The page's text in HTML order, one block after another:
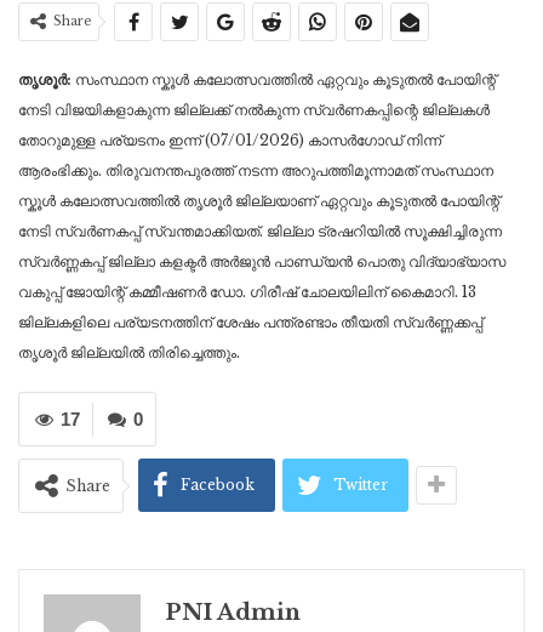
Share
തൃശൂർ: സംസ്ഥാന സ്കൂൾ കലോത്സവത്തിൽ ഏറ്റവും കൂടുതൽ പോയിന്റ്
നേടി വിജയികളാകുന്ന ജില്ലക്ക് നൽകുന്ന സ്വർണകപ്പിന്റെ ജില്ലകൾ
തോറുമുള്ള പര്യടനം ഇന്ന് (07/01/2026) കാസർഗോഡ് നിന്ന്
ആരംഭിക്കും. തിരുവനന്തപുരത്ത് നടന്ന അറുപത്തിമൂന്നാമത് സംസ്ഥാന
സ്കൂൾ കലോത്സവത്തിൽ തൃശൂർ ജില്ലയാണ് ഏറ്റവും കൂടുതൽ പോയിന്റ്
നേടി സ്വർണകപ്പ് സ്വന്തമാക്കിയത്. ജില്ലാ ട്രഷറിയിൽ സൂക്ഷിച്ചിരുന്ന
സ്വർണ്ണകപ്പ് ജില്ലാ കളക്ടർ അർജുൻ പാണ്ഡ്യൻ പൊതു വിദ്യാഭ്യാസ
വകുപ്പ് ജോയിന്റ് കമ്മീഷണർ ഡോ. ഗിരീഷ് ചോലയിലിന് കൈമാറി. 13
ജില്ലകളിലെ പര്യടനത്തിന് ശേഷം പന്ത്രണ്ടാം തീയതി സ്വർണ്ണക്കപ്പ്
തൃശൂർ ജില്ലയിൽ തിരിച്ചെത്തും.
0
17
Share Facebook Twitter
PNI Admin